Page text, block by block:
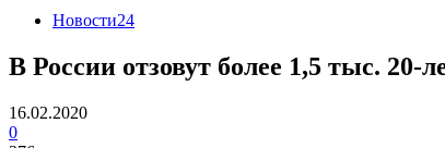
Новости24
В России отзовут более 1,5 тыс. 20-
16.02.2020
0